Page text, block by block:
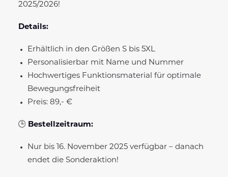
2025/2026!
Details:
Erhältlich in den Größen S bis 5XL
Personalisierbar mit Name und Nummer
Hochwertiges Funktionsmaterial für optimale
Bewegungsfreiheit
Preis: 89,- €
🕒 Bestellzeitraum:
Nur bis 16. November 2025 verfügbar – danach
endet die Sonderaktion!